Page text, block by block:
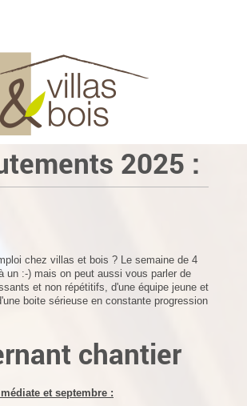
2025 :
chez villas et bois ? Le semaine de 4
un :-) mais on peut aussi vous parler de
et non répétitifs, d'une équipe jeune et
boite sérieuse en constante progression
chantier
et septembre :